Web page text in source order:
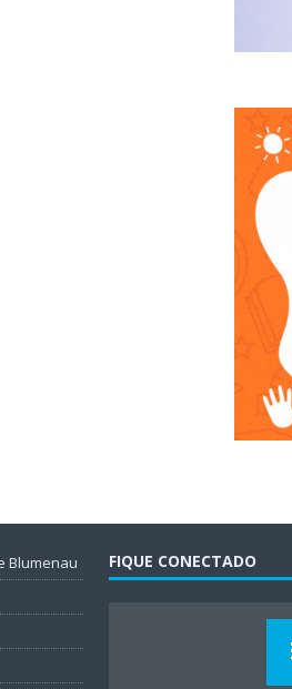
Blumenau
FIQUE CONECTADO